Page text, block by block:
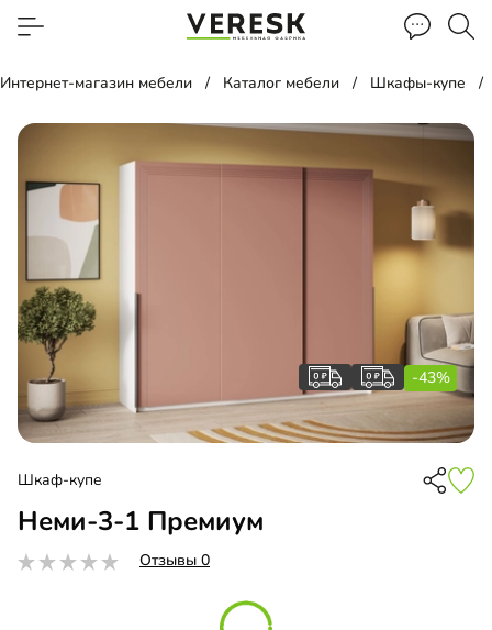
Интернет-магазин мебели Каталог мебели Шкафы-купе
-43%
Шкаф-купе
Неми-3-1 Премиум
Отзывы 0